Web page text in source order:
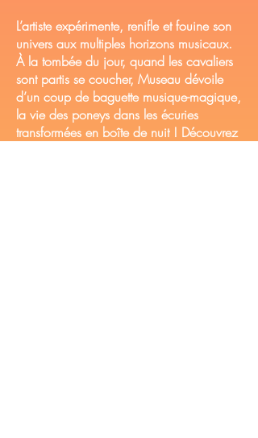
L’artiste expérimente, renifle et fouine son
univers aux multiples horizons musicaux.
À la tombée du jour, quand les cavaliers
sont partis se coucher, Museau dévoile
d’un coup de baguette musique-magique,
la vie des poneys dans les écuries
transformées en boîte de nuit ! Découvrez